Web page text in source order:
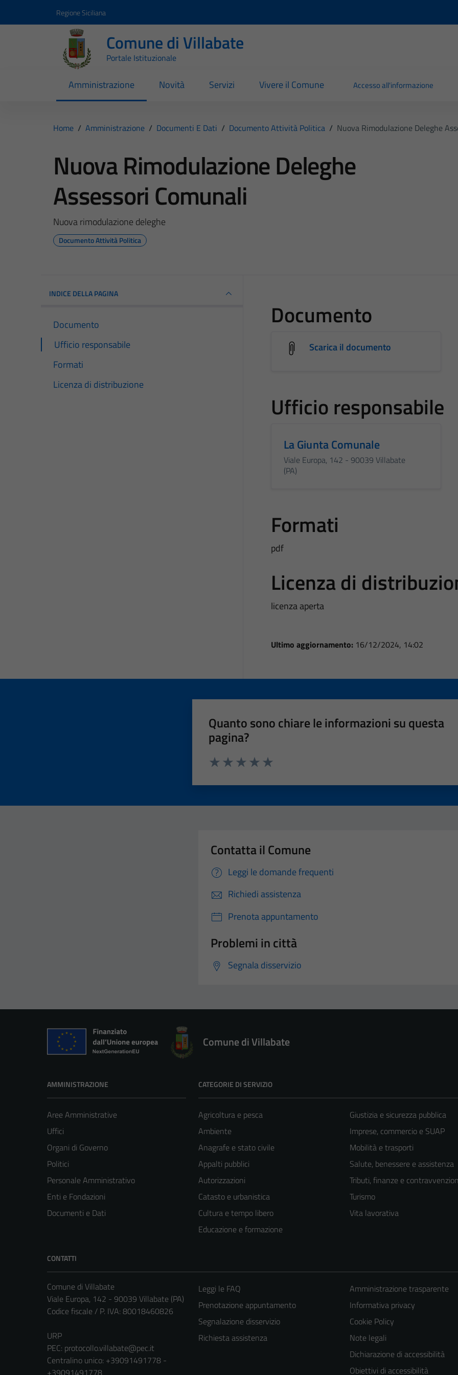
Regione Siciliana
Comune di Villabate
Portale Istituzionale
Amministrazione Novità Servizi Vivere il Comune Accesso all'informazione
Home / Amministrazione / Documenti E Dati / Documento Attività Politica / Nuova Rimodulazione Deleghe
Nuova Rimodulazione Deleghe
Assessori Comunali
Nuova rimodulazione deleghe
Documento Attività Politica
INDICE DELLA PAGINA
Documento
Ufficio responsabile
Formati
Licenza di distribuzione
Documento
Scarica il documento
Ufficio responsabile
La Giunta Comunale
Viale Europa, 142 - 90039 Villabate
(PA)
Formati
pdf
Licenza di
licenza aperta
Ultimo aggiornamento: 16/12/2024, 14:02
Quanto sono chiare le informazioni su questa
pagina?
Contatta il Comune
Leggi le domande frequenti
Richiedi assistenza
Prenota appuntamento
Problemi in città
Segnala disservizio
Comune di Villabate
AMMINISTRAZIONE
Aree Amministrative
Uffici
Organi di Governo
Politici
Personale Amministrativo
Enti e Fondazioni
Documenti e Dati
CATEGORIE DI SERVIZIO
Agricoltura e pesca
Ambiente
Anagrafe e stato civile
Appalti pubblici
Autorizzazioni
Catasto e urbanistica
Cultura e tempo libero
Educazione e formazione
Giustizia e sicurezza pubblica
Imprese, commercio e SUAP
Mobilità e trasporti
Salute, benessere e assistenza
Tributi, finanze e
Turismo
Vita lavorativa
CONTATTI
Comune di Villabate
Viale Europa, 142 - 90039 Villabate (PA)
Codice fiscale / P. IVA: 80018460826
URP
PEC: protocollo.villabate@pec.it
Centralino unico: +39091491778 -
Leggi le FAQ
Prenotazione appuntamento
Segnalazione disservizio
Richiesta assistenza
Amministrazione trasparente
Informativa privacy
Cookie Policy
Note legali
Dichiarazione di accessibilità
Obiettivi di accessibilità